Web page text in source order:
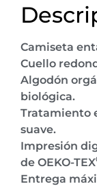
Camiseta
Cuello
Algodón
biológica.
Tratamiento
suave.
Impresión
de OEKO-TEX
Entrega